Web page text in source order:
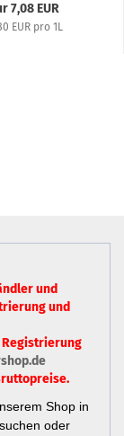
7,08 EUR
EUR pro 1L
und
und
Shop in
oder